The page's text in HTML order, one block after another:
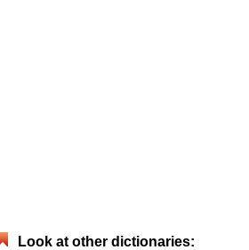
Look at other dictionaries: